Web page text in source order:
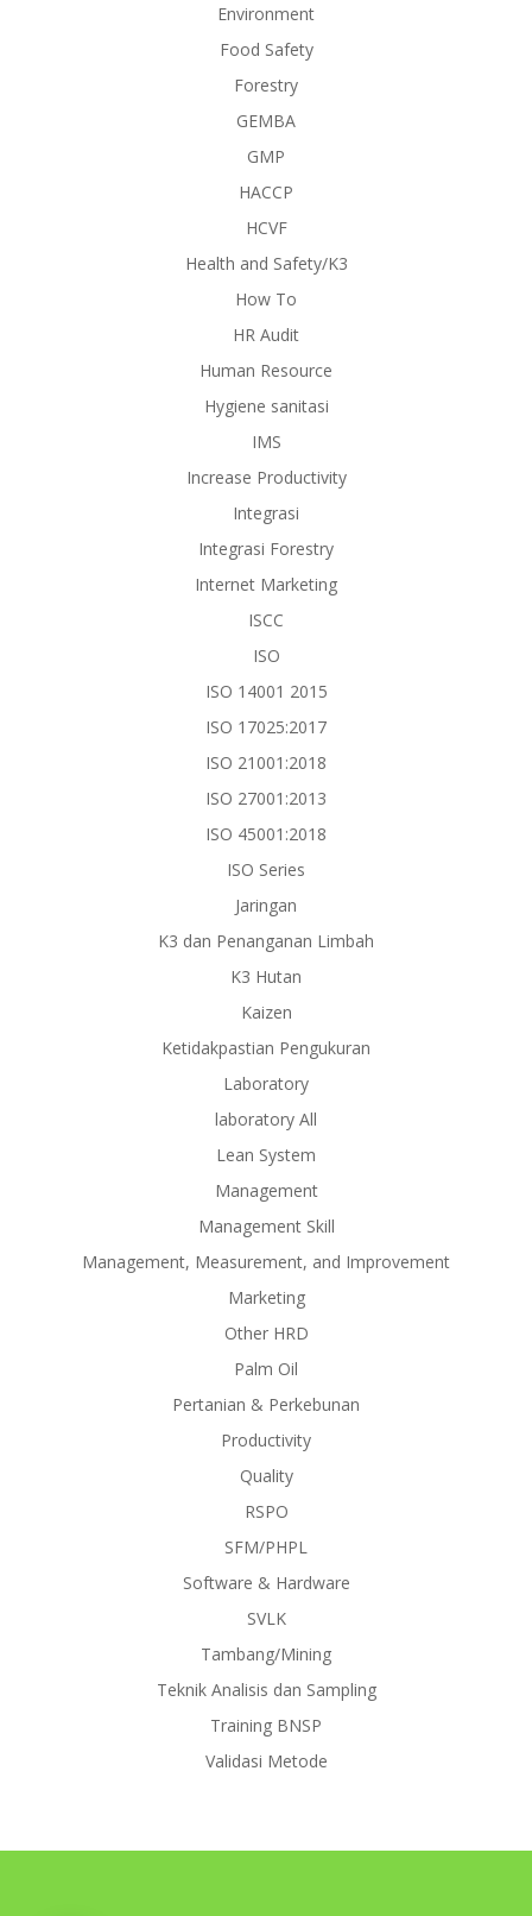
Environment
Food Safety
Forestry
GEMBA
GMP
HACCP
HCVF
Health and Safety/K3
How To
HR Audit
Human Resource
Hygiene sanitasi
IMS
Increase Productivity
Integrasi
Integrasi Forestry
Internet Marketing
ISCC
ISO
ISO 14001 2015
ISO 17025:2017
ISO 21001:2018
ISO 27001:2013
ISO 45001:2018
ISO Series
Jaringan
K3 dan Penanganan Limbah
K3 Hutan
Kaizen
Ketidakpastian Pengukuran
Laboratory
laboratory All
Lean System
Management
Management Skill
Management, Measurement, and Improvement
Marketing
Other HRD
Palm Oil
Pertanian & Perkebunan
Productivity
Quality
RSPO
SFM/PHPL
Software & Hardware
SVLK
Tambang/Mining
Teknik Analisis dan Sampling
Training BNSP
Validasi Metode